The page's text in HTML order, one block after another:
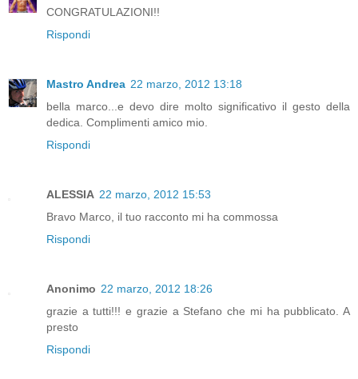
CONGRATULAZIONI!!
Rispondi
Mastro Andrea 22 marzo, 2012 13:18
bella marco...e devo dire molto significativo il gesto della
dedica. Complimenti amico mio.
Rispondi
ALESSIA 22 marzo, 2012 15:53
Bravo Marco, il tuo racconto mi ha commossa
Rispondi
Anonimo 22 marzo, 2012 18:26
grazie a tutti!!! e grazie a Stefano che mi ha pubblicato. A
presto
Rispondi